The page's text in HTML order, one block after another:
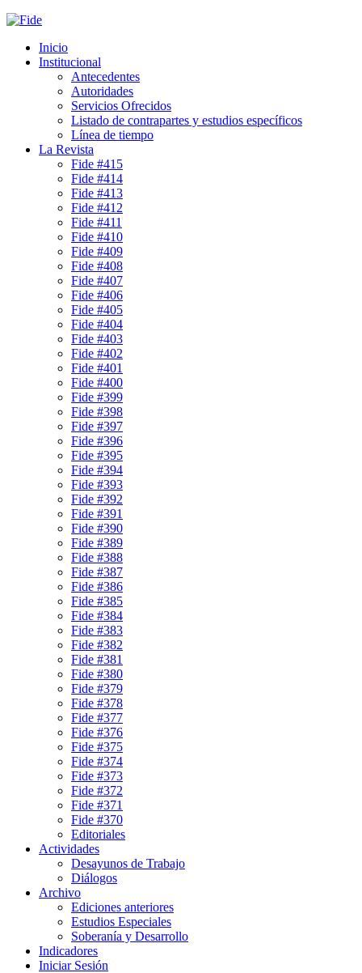
Inicio
Institucional
Antecedentes
Autoridades
Servicios Ofrecidos
Listado de contrapartes y estudios específicos
Línea de tiempo
La Revista
Fide #415
Fide #414
Fide #413
Fide #412
Fide #411
Fide #410
Fide #409
Fide #408
Fide #407
Fide #406
Fide #405
Fide #404
Fide #403
Fide #402
Fide #401
Fide #400
Fide #399
Fide #398
Fide #397
Fide #396
Fide #395
Fide #394
Fide #393
Fide #392
Fide #391
Fide #390
Fide #389
Fide #388
Fide #387
Fide #386
Fide #385
Fide #384
Fide #383
Fide #382
Fide #381
Fide #380
Fide #379
Fide #378
Fide #377
Fide #376
Fide #375
Fide #374
Fide #373
Fide #372
Fide #371
Fide #370
Editoriales
Actividades
Desayunos de Trabajo
Diálogos
Archivo
Ediciones anteriores
Estudios Especiales
Soberanía y Desarrollo
Indicadores
Iniciar Sesión